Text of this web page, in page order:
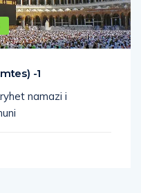
-1
namazi i